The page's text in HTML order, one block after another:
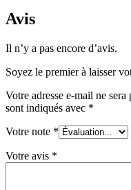
Avis
Il n’y a pas encore d’avis.
Soyez le premier à laisser
Votre adresse e-mail ne sera
sont indiqués avec *
Votre note *
Votre avis *